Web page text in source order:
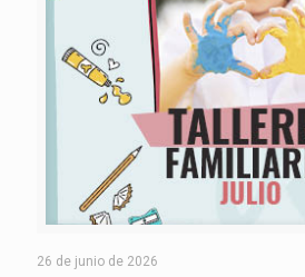
26 de junio de 2026